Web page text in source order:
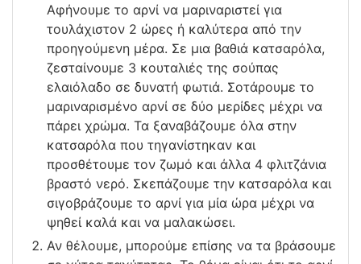
Αφήνουμε το αρνί να μαριναριστεί για
τουλάχιστον 2 ώρες ή καλύτερα από την
προηγούμενη μέρα. Σε μια βαθιά κατσαρόλα,
ζεσταίνουμε 3 κουταλιές της σούπας
ελαιόλαδο σε δυνατή φωτιά. Σοτάρουμε το
μαριναρισμένο αρνί σε δύο μερίδες μέχρι να
πάρει χρώμα. Τα ξαναβάζουμε όλα στην
κατσαρόλα που τηγανίστηκαν και
προσθέτουμε τον ζωμό και άλλα 4 φλιτζάνια
βραστό νερό. Σκεπάζουμε την κατσαρόλα και
σιγοβράζουμε το αρνί για μία ώρα μέχρι να
ψηθεί καλά και να μαλακώσει.
Αν θέλουμε, μπορούμε επίσης να τα βράσουμε